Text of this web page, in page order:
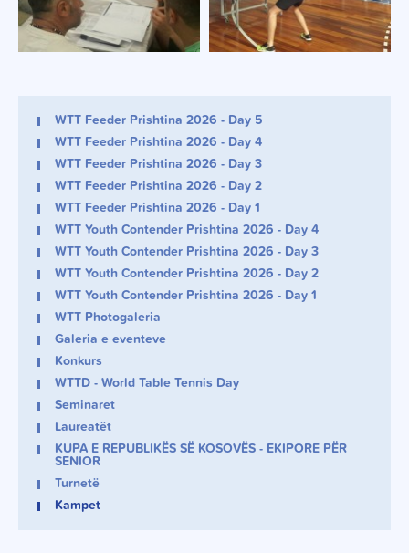
WTT Feeder Prishtina 2026 - Day 5
WTT Feeder Prishtina 2026 - Day 4
WTT Feeder Prishtina 2026 - Day 3
WTT Feeder Prishtina 2026 - Day 2
WTT Feeder Prishtina 2026 - Day 1
WTT Youth Contender Prishtina 2026 - Day 4
WTT Youth Contender Prishtina 2026 - Day 3
WTT Youth Contender Prishtina 2026 - Day 2
WTT Youth Contender Prishtina 2026 - Day 1
WTT Photogaleria
Galeria e eventeve
Konkurs
WTTD - World Table Tennis Day
Seminaret
Laureatët
KUPA E REPUBLIKËS SË KOSOVËS - EKIPORE PËR
SENIOR
Turnetë
Kampet